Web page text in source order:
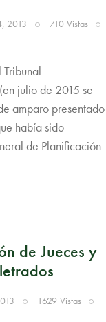
2013 710 Vistas
julio de 2015 se
amparo presentado
había sido
de Planificación
de Jueces y
1629 Vistas